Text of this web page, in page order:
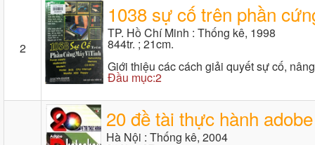
2
1038 sự cố trên phần
TP. Hồ Chí Minh : Thống kê, 1998
844tr. ; 21cm.
Giới thiệu các cách giải quyết sự cố,
Đầu mục:2
20 đề tài thực hành
Hà Nội : Thống kê, 2004